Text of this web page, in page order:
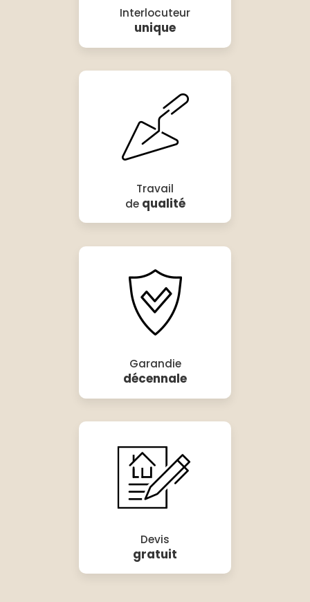
Interlocuteur
unique
Travail
de qualité
Garandie
décennale
Devis
gratuit